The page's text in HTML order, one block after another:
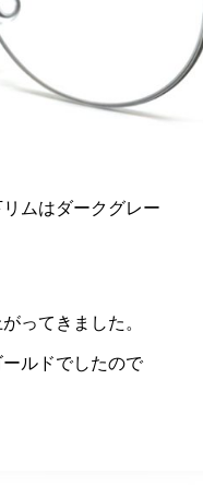
ムはダークグレー
ってきました。
ルドでしたので